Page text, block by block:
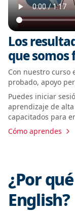
Los
que somos
Con nuestro curso
probado, apoyo
Puedes iniciar
aprendizaje de
capacitados para
Cómo aprendes
¿Por
English?